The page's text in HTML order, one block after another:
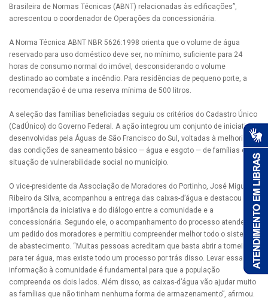
Brasileira de Normas Técnicas (ABNT) relacionadas às edificações”,
acrescentou o coordenador de Operações da concessionária.
A Norma Técnica ABNT NBR 5626:1998 orienta que o volume de água
reservado para uso doméstico deve ser, no mínimo, suficiente para 24
horas de consumo normal do imóvel, desconsiderando o volume
destinado ao combate a incêndio. Para residências de pequeno porte, a
recomendação é de uma reserva mínima de 500 litros.
A seleção das famílias beneficiadas seguiu os critérios do Cadastro Único
(CadÚnico) do Governo Federal. A ação integrou um conjunto de iniciativas
desenvolvidas pela Águas de São Francisco do Sul, voltadas à melhoria
das condições de saneamento básico — água e esgoto — de famílias em
situação de vulnerabilidade social no município.
O vice-presidente da Associação de Moradores do Portinho, José Miguel
Ribeiro da Silva, acompanhou a entrega das caixas-d’água e destacou a
importância da iniciativa e do diálogo entre a comunidade e a
concessionária. Segundo ele, o acompanhamento do processo atendeu a
um pedido dos moradores e permitiu compreender melhor todo o sistema
de abastecimento. “Muitas pessoas acreditam que basta abrir a torneira
para ter água, mas existe todo um processo por trás disso. Levar essa
informação à comunidade é fundamental para que a população
compreenda os dois lados. Além disso, as caixas-d’água vão ajudar muito
as famílias que não tinham nenhuma forma de armazenamento”, afirmou.